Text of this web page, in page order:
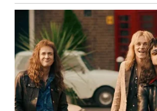
NUSANTARA
WN
JOGJA
WN